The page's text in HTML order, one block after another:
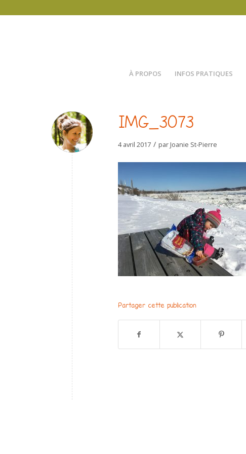
À PROPOS INFOS PRATIQUES
IMG_3073
4 avril 2017 / parJoanie St-Pierre
Partager cette publication